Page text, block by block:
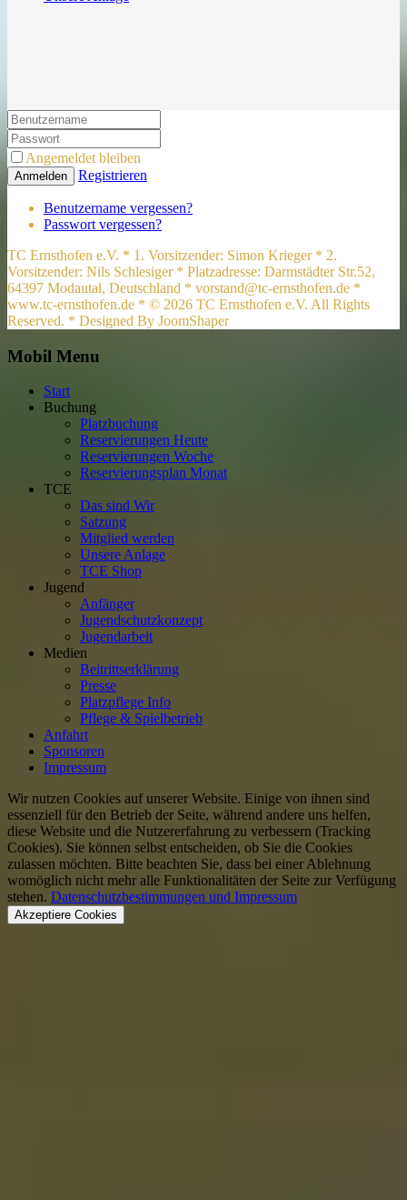
Angemeldet bleiben
Anmelden Registrieren
Benutzername vergessen?
Passwort vergessen?
TC Ernsthofen e.V. * 1. Vorsitzender: Simon Krieger * 2.
Vorsitzender: Nils Schlesiger * Platzadresse: Darmstädter Str.52,
64397 Modautal, Deutschland * vorstand@tc-ernsthofen.de *
www.tc-ernsthofen.de * © 2026 TC Ernsthofen e.V. All Rights
Reserved. * Designed By JoomShaper
Mobil Menu
Start
Buchung
Platzbuchung
Reservierungen Heute
Reservierungen Woche
Reservierungsplan Monat
TCE
Das sind Wir
Satzung
Mitglied werden
Unsere Anlage
TCE Shop
Jugend
Anfänger
Jugendschutzkonzept
Jugendarbeit
Medien
Beitrittserklärung
Presse
Platzpflege Info
Pflege & Spielbetrieb
Anfahrt
Sponsoren
Impressum
Wir nutzen Cookies auf unserer Website. Einige von ihnen sind
essenziell für den Betrieb der Seite, während andere uns helfen,
diese Website und die Nutzererfahrung zu verbessern (Tracking
Cookies). Sie können selbst entscheiden, ob Sie die Cookies
zulassen möchten. Bitte beachten Sie, dass bei einer Ablehnung
womöglich nicht mehr alle Funktionalitäten der Seite zur Verfügung
stehen. Datenschutzbestimmungen und Impressum
Akzeptiere Cookies